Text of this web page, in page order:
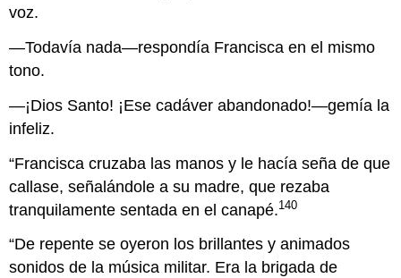
voz.
—Todavía nada—respondía Francisca en el mismo
tono.
—¡Dios Santo! ¡Ese cadáver abandonado!—gemía la
infeliz.
“Francisca cruzaba las manos y le hacía seña de que
callase, señalándole a su madre, que rezaba
tranquilamente sentada en el canapé.140
“De repente se oyeron los brillantes y animados
sonidos de la música militar. Era la brigada de